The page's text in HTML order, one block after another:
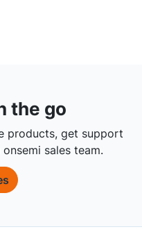
the go
products, get support
sales team.